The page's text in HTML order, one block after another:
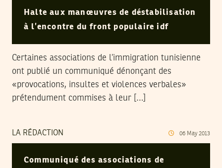
Halte aux manœuvres de déstabilisation
à l’encontre du front populaire idf
Certaines associations de l’immigration tunisienne
ont publié un communiqué dénonçant des
«provocations, insultes et violences verbales»
prétendument commises à leur […]
LA RÉDACTION 06 May 2013
Communiqué des associations de